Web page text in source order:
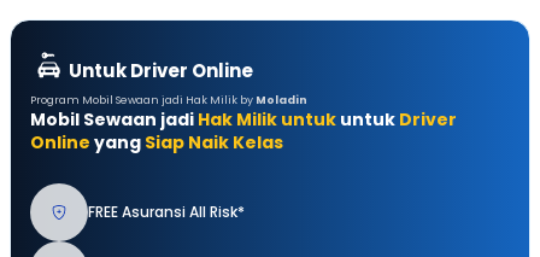
Untuk Driver Online
Program Mobil Sewaan jadi Hak Milik by Moladin
Mobil Sewaan jadi Hak Milik untuk untuk Driver
Online yang Siap Naik Kelas
FREE Asuransi All Risk*